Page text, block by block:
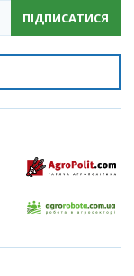
ПІДПИСАТИСЯ